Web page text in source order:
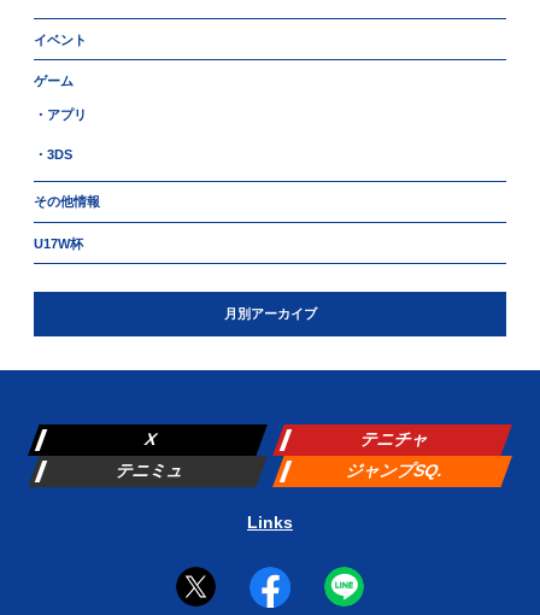
イベント
ゲーム
・アプリ
・3DS
その他情報
U17W杯
月別アーカイブ
X
テニチャ
テニミュ
ジャンプSQ.
Links